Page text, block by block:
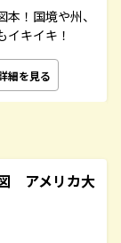
！国境や州、
キイキ！
細を見る
アメリカ大